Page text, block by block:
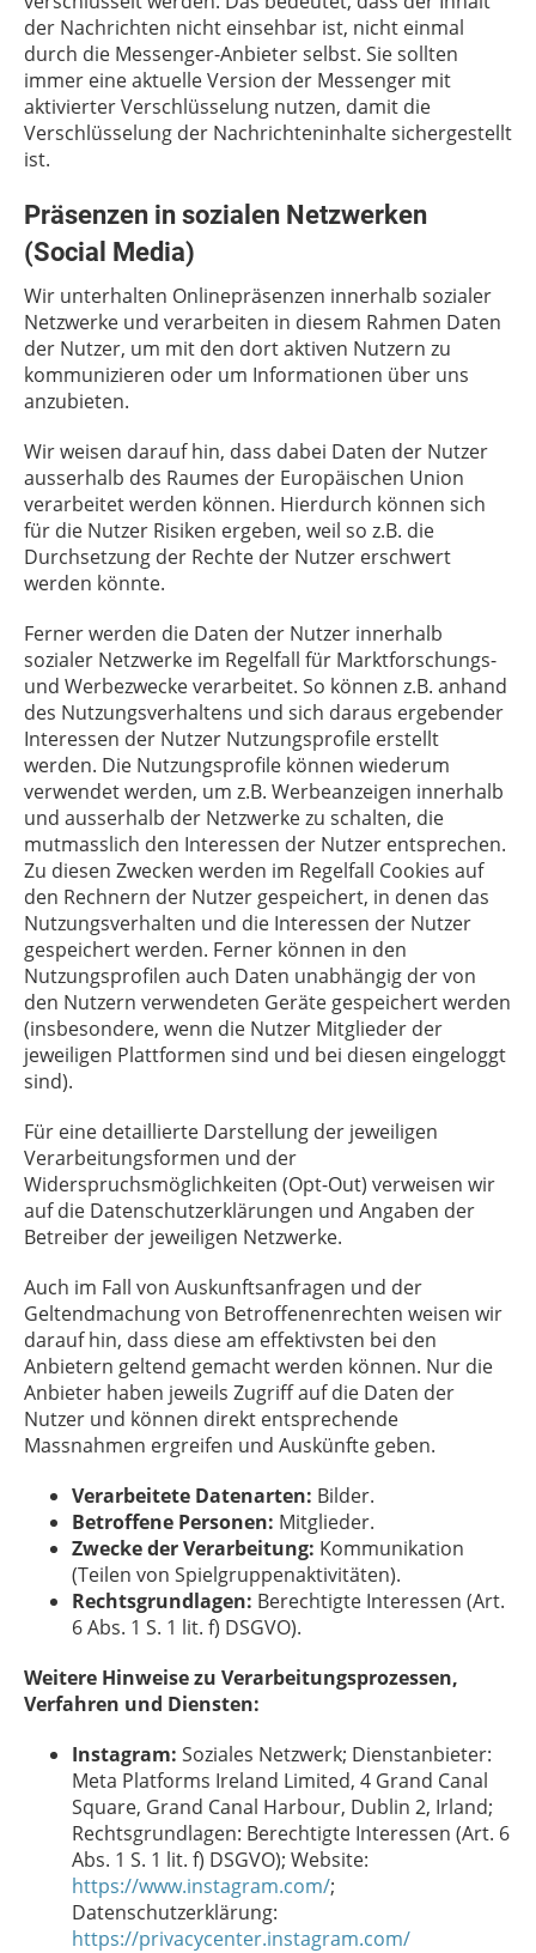
der Nachrichten nicht einsehbar ist, nicht einmal
durch die Messenger-Anbieter selbst. Sie sollten
immer eine aktuelle Version der Messenger mit
aktivierter Verschlüsselung nutzen, damit die
Verschlüsselung der Nachrichteninhalte sichergestellt
ist.
Präsenzen in sozialen Netzwerken
(Social Media)
Wir unterhalten Onlinepräsenzen innerhalb sozialer
Netzwerke und verarbeiten in diesem Rahmen Daten
der Nutzer, um mit den dort aktiven Nutzern zu
kommunizieren oder um Informationen über uns
anzubieten.
Wir weisen darauf hin, dass dabei Daten der Nutzer
ausserhalb des Raumes der Europäischen Union
verarbeitet werden können. Hierdurch können sich
für die Nutzer Risiken ergeben, weil so z.B. die
Durchsetzung der Rechte der Nutzer erschwert
werden könnte.
Ferner werden die Daten der Nutzer innerhalb
sozialer Netzwerke im Regelfall für Marktforschungs-
und Werbezwecke verarbeitet. So können z.B. anhand
des Nutzungsverhaltens und sich daraus ergebender
Interessen der Nutzer Nutzungsprofile erstellt
werden. Die Nutzungsprofile können wiederum
verwendet werden, um z.B. Werbeanzeigen innerhalb
und ausserhalb der Netzwerke zu schalten, die
mutmasslich den Interessen der Nutzer entsprechen.
Zu diesen Zwecken werden im Regelfall Cookies auf
den Rechnern der Nutzer gespeichert, in denen das
Nutzungsverhalten und die Interessen der Nutzer
gespeichert werden. Ferner können in den
Nutzungsprofilen auch Daten unabhängig der von
den Nutzern verwendeten Geräte gespeichert werden
(insbesondere, wenn die Nutzer Mitglieder der
jeweiligen Plattformen sind und bei diesen eingeloggt
sind).
Für eine detaillierte Darstellung der jeweiligen
Verarbeitungsformen und der
Widerspruchsmöglichkeiten (Opt-Out) verweisen wir
auf die Datenschutzerklärungen und Angaben der
Betreiber der jeweiligen Netzwerke.
Auch im Fall von Auskunftsanfragen und der
Geltendmachung von Betroffenenrechten weisen wir
darauf hin, dass diese am effektivsten bei den
Anbietern geltend gemacht werden können. Nur die
Anbieter haben jeweils Zugriff auf die Daten der
Nutzer und können direkt entsprechende
Massnahmen ergreifen und Auskünfte geben.
Verarbeitete Datenarten: Bilder.
Betroffene Personen: Mitglieder.
Zwecke der Verarbeitung: Kommunikation
(Teilen von Spielgruppenaktivitäten).
Rechtsgrundlagen: Berechtigte Interessen (Art.
6 Abs. 1 S. 1 lit. f) DSGVO).
Weitere Hinweise zu Verarbeitungsprozessen,
Verfahren und Diensten:
Instagram: Soziales Netzwerk; Dienstanbieter:
Meta Platforms Ireland Limited, 4 Grand Canal
Square, Grand Canal Harbour, Dublin 2, Irland;
Rechtsgrundlagen: Berechtigte Interessen (Art. 6
Abs. 1 S. 1 lit. f) DSGVO); Website:
https://www.instagram.com/;
Datenschutzerklärung:
https://privacycenter.instagram.com/